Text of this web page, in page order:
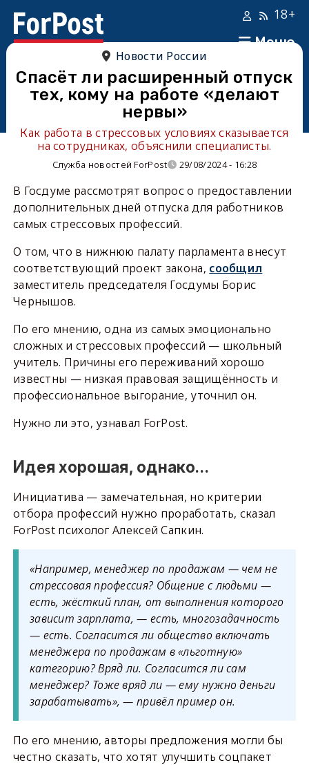
Меню
18+
Новости России
Спасёт ли расширенный отпуск
тех, кому на работе «делают
нервы»
Как работа в стрессовых условиях сказывается
на сотрудниках, объяснили специалисты.
Служба новостей ForPost 29/08/2024 - 16:28
В Госдуме рассмотрят вопрос о предоставлении
дополнительных дней отпуска для работников
самых стрессовых профессий.
О том, что в нижнюю палату парламента внесут
соответствующий проект закона, сообщил
заместитель председателя Госдумы Борис
Чернышов.
По его мнению, одна из самых эмоционально
сложных и стрессовых профессий — школьный
учитель. Причины его переживаний хорошо
известны — низкая правовая защищённость и
профессиональное выгорание, уточнил он.
Нужно ли это, узнавал ForPost.
Идея хорошая, однако…
Инициатива — замечательная, но критерии
отбора профессий нужно проработать, сказал
ForPost психолог Алексей Сапкин.
«Например, менеджер по продажам — чем не
стрессовая профессия? Общение с людьми —
есть, жёсткий план, от выполнения которого
зависит зарплата, — есть, многозадачность
— есть. Согласится ли общество включать
менеджера по продажам в «льготную»
категорию? Вряд ли. Согласится ли сам
менеджер? Тоже вряд ли — ему нужно деньги
зарабатывать», — привёл пример он.
По его мнению, авторы предложения могли бы
честно сказать, что хотят улучшить соцпакет